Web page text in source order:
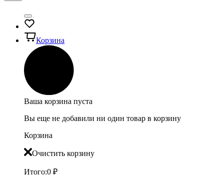
Корзина
Ваша корзина пуста
Вы еще не добавили ни один товар в корзину
Корзина
Очистить корзину
Итого:0 ₽